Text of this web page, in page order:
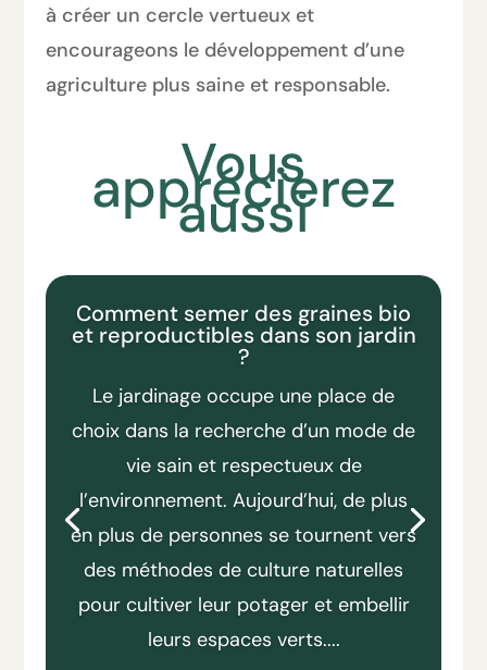
à créer un cercle vertueux et
encourageons le développement d’une
agriculture plus saine et responsable.
Vous
apprécierez
aussi
Comment semer des graines bio
et reproductibles dans son jardin
?
Le jardinage occupe une place de
choix dans la recherche d’un mode de
vie sain et respectueux de
l’environnement. Aujourd’hui, de plus
en plus de personnes se tournent vers
des méthodes de culture naturelles
pour cultiver leur potager et embellir
leurs espaces verts....